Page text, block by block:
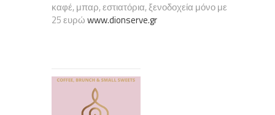
καφέ, μπαρ, εστιατόρια, ξενοδοχεία μόνο με
25 ευρώwww.dionserve.gr